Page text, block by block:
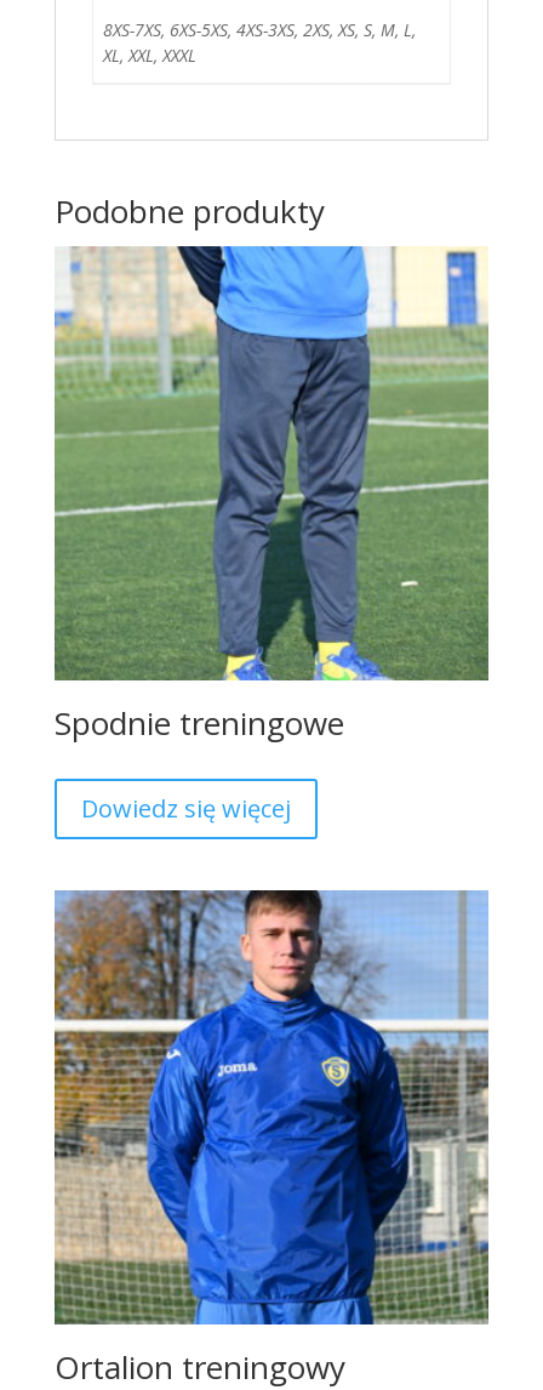
8XS-7XS, 6XS-5XS, 4XS-3XS, 2XS, XS, S, M, L,
XL, XXL, XXXL
Podobne produkty
Spodnie treningowe
Dowiedz się więcej
Ortalion treningowy